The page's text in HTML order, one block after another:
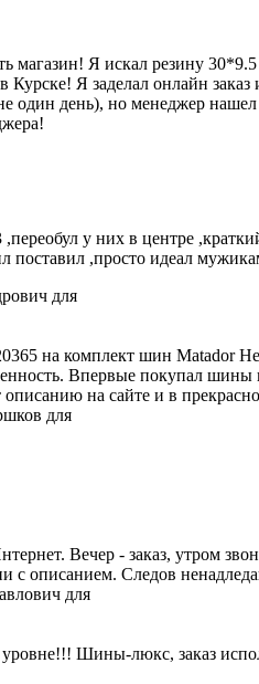
магазин! Я искал резину
Курске! Я заделал онлайн
один день), но менеджер
у них в центре
поставил ,просто идеал
на комплект шин Matador
Впервые покупал
на сайте и в
Вечер - заказ, утром
с описанием. Следов
Шины-люкс, заказ